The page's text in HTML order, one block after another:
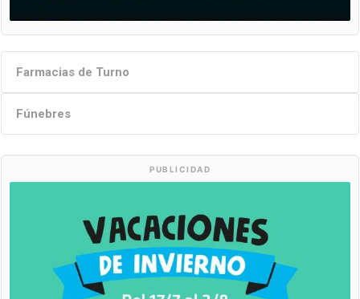
Farmacias de Turno
Fúnebres
PUBLICIDAD